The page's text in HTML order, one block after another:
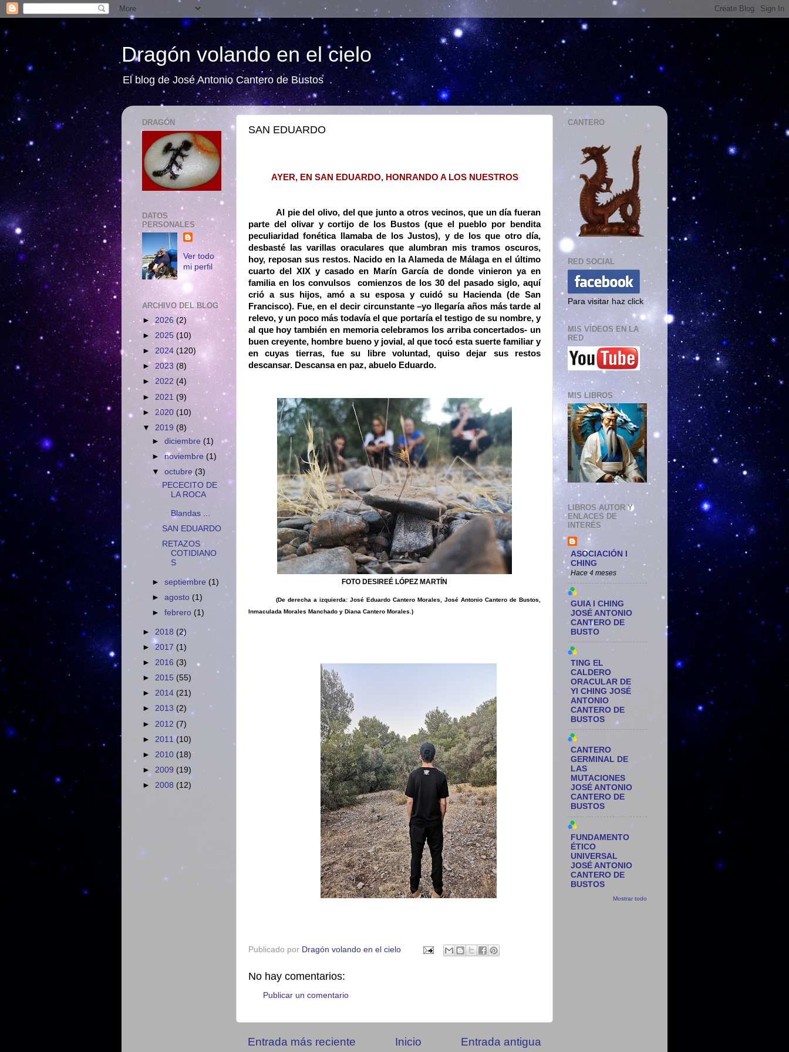
Dragón volando en el cielo
El blog de José Antonio Cantero de Bustos
SAN EDUARDO
AYER, EN SAN EDUARDO, HONRANDO A LOS NUESTROS
Al pie del olivo, del que junto a otros vecinos, que un día fueran
parte del olivar y cortijo de los Bustos (que el pueblo por bendita
peculiaridad fonética llamaba de los Justos), y de los que otro día,
desbasté las varillas oraculares que alumbran mis tramos oscuros,
hoy, reposan sus restos. Nacido en la Alameda de Málaga en el último
cuarto del XIX y casado en Marín García de donde vinieron ya en
familia en los convulsos
comienzos de los 30 del pasado siglo, aquí
crió a sus hijos, amó a su esposa y cuidó su Hacienda (de San
Francisco). Fue, en el decir circunstante –yo llegaría años más tarde al
relevo, y un poco más todavía el que portaría el testigo de su nombre, y
al que hoy también en memoria celebramos los arriba concertados- un
buen creyente, hombre bueno y jovial, al que tocó esta suerte familiar y
en cuyas tierras, fue su libre voluntad, quiso dejar sus restos
descansar. Descansa en paz, abuelo Eduardo.
FOTO DESIREÉ LÓPEZ MARTÍN
(De derecha a izquierda: José Eduardo Cantero Morales, José Antonio Cantero de Bustos,
Inmaculada Morales Manchado y Diana Cantero Morales.)
Publicado por Dragón volando en el cielo
No hay comentarios:
Publicar un comentario
Entrada más reciente Entrada antigua
Inicio
DRAGÓN
DATOS
PERSONALES
Ver todo
mi perfil
ARCHIVO DEL BLOG
►2026 (2)
► 2025 (10)
► 2024 (120)
► 2023 (8)
►2022 (4)
► 2021 (9)
► 2020 (10)
▼ 2019 (8)
►diciembre(1)
► noviembre(1)
▼octubre (3)
PECECITO DE
LA ROCA
Blandas ...
SAN EDUARDO
RETAZOS
COTIDIANO
S
►septiembre (1)
►agosto (1)
►febrero (1)
► 2018 (2)
►2017 (1)
► 2016 (3)
► 2015 (55)
► 2014 (21)
► 2013 (2)
► 2012 (7)
► 2011(10)
► 2010 (18)
► 2009 (19)
► 2008 (12)
CANTERO
RED SOCIAL
Para visitar haz click
MIS VÍDEOS EN LA
RED
MIS LIBROS
LIBROS AUTOR Y
ENLACES DE
INTERÉS
ASOCIACIÓN I
CHING
Hace 4 meses
GUIA I CHING
JOSÉ ANTONIO
CANTERO DE
BUSTO
TING EL
CALDERO
ORACULAR DE
YI CHING JOSÉ
ANTONIO
CANTERO DE
BUSTOS
CANTERO
GERMINAL DE
LAS
MUTACIONES
JOSÉ ANTONIO
CANTERO DE
BUSTOS
FUNDAMENTO
ÉTICO
UNIVERSAL
JOSÉ ANTONIO
CANTERO DE
BUSTOS
Mostrar todo